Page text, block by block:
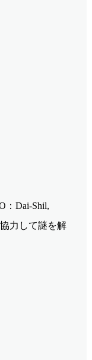
：Dai-Shil,
力して謎を解